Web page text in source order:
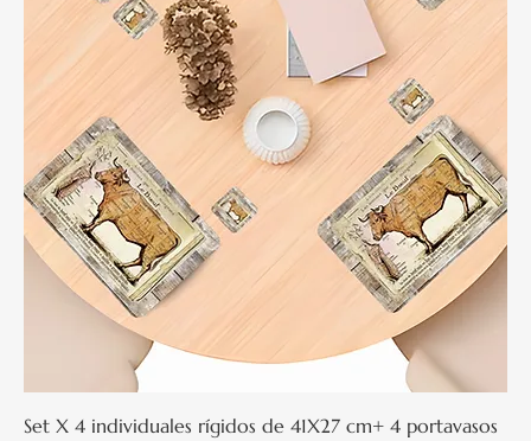
Set X 4 individuales rígidos de 41X27 cm+ 4 portavasos